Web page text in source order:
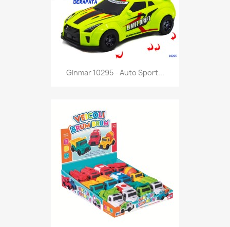
Anteprima
Ginmar 10295 - Auto Sport...